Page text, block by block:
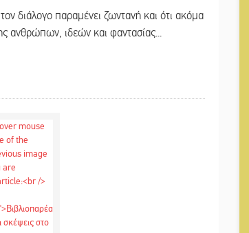
διάλογο παραμένει ζωντανή και ότι ακόμα
ανθρώπων, ιδεών και φαντασίας...